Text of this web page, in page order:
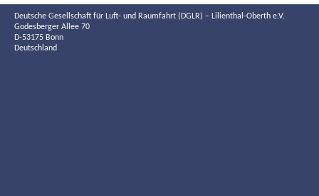
Deutsche Gesellschaft für Luft- und Raumfahrt (DGLR) – Lilienthal-Oberth e.V.
Godesberger Allee 70
D-53175 Bonn
Deutschland